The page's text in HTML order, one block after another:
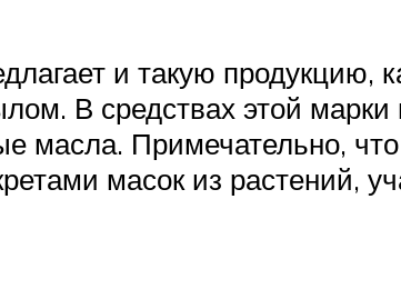
и такую продукцию,
В средствах этой марки
масла. Примечательно, что
масок из растений,